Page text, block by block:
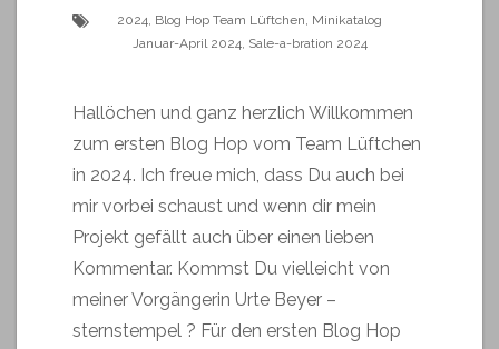
2024, Blog Hop Team Lüftchen, Minikatalog
Januar-April 2024, Sale-a-bration 2024
Hallöchen und ganz herzlich Willkommen
zum ersten Blog Hop vom Team Lüftchen
in 2024. Ich freue mich, dass Du auch bei
mir vorbei schaust und wenn dir mein
Projekt gefällt auch über einen lieben
Kommentar. Kommst Du vielleicht von
meiner Vorgängerin Urte Beyer –
sternstempel ? Für den ersten Blog Hop